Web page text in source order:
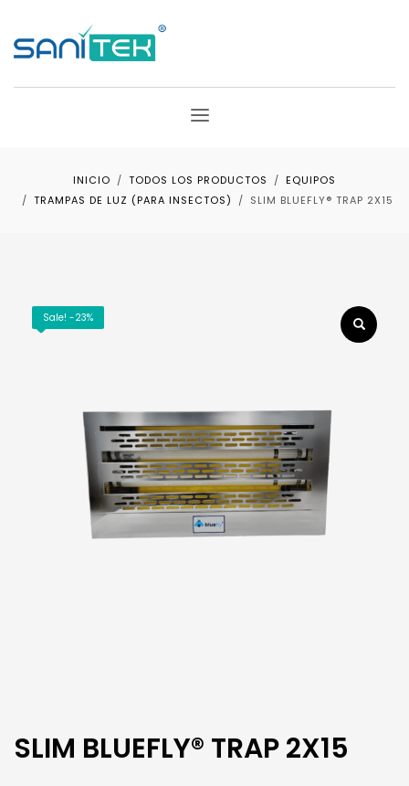
INICIO TODOS LOS PRODUCTOS
EQUIPOS
TRAMPAS DE LUZ (PARA INSECTOS)
SLIM BLUEFLY® TRAP 2X15
Sale! -23%
SLIM BLUEFLY® TRAP 2X15